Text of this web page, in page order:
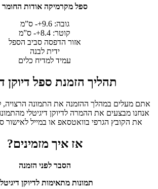
ספל מקרמיקה אודות החומר
גובה: 9.6+- ס”מ
קוטר: 8.4+- ס”מ
אזור הדפסה סביב הספל
ידית לבנה
עמיד למדיח כלים
תהליך הזמנת ספל דיוקן
אתם מעלים במהלך ההזמנה את התמונה
אנחנו מבצעים את ההמרה לדיוקן דיגיטלי
את הקובץ הגרפי בוואטסאפ או במייל לאישור
אז איך מזמינים?
הסבר לפני הזמנה
תמונות מתאימות לדיוקן